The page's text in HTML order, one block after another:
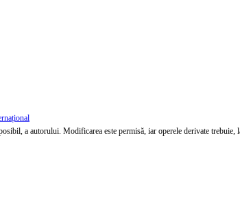
a autorului. Modificarea este permisă, iar operele derivate